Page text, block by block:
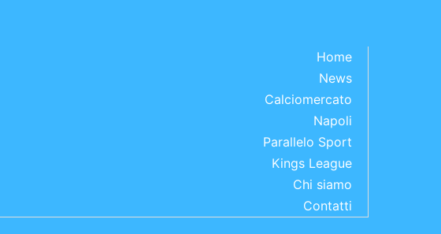
Home
News
Calciomercato
Napoli
Parallelo Sport
Kings League
Chi siamo
Contatti